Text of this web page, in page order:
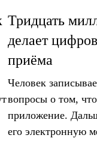
Тридцать
делает
приёма
Человек
вопросы о том,
приложение.
его электронную